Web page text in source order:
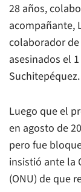
28 años,
acompañante,
colaborador
asesinados el
Luego que el
en agosto de
pero fue
insistió ante la
(ONU) de que